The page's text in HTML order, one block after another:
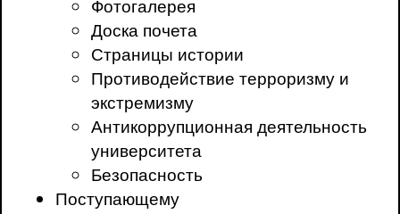
Доска почета
Страницы истории
Противодействие терроризму и
экстремизму
Антикоррупционная деятельность
университета
Безопасность
Поступающему